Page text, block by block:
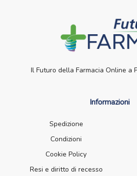
Il Futuro della Farmacia Online a
Informazioni
Spedizione
Condizioni
Cookie Policy
Resi e diritto di recesso